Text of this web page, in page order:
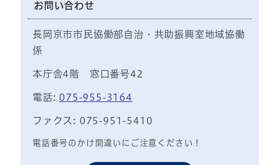
お問い合わせ
長岡京市市民協働部自治・共助振興室地域協働
係
本庁舎4階 窓口番号42
電話: 075-955-3164
ファクス: 075-951-5410
電話番号のかけ間違いにご注意ください！